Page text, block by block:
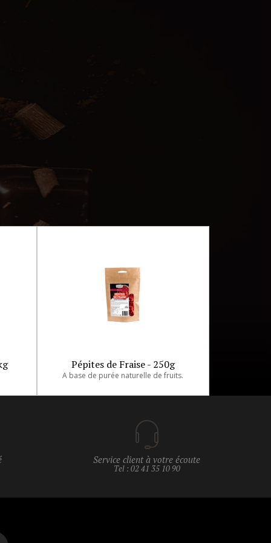
Pépites de Fraise - 250g
A base de purée naturelle de fruits.
Service client à votre écoute
Tel : 02 41 35 10 90